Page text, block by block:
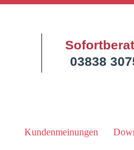
03838
Kundenmeinungen